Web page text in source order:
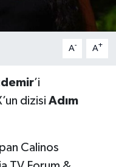
A- A+
’i
dizisi Adım
Calinos